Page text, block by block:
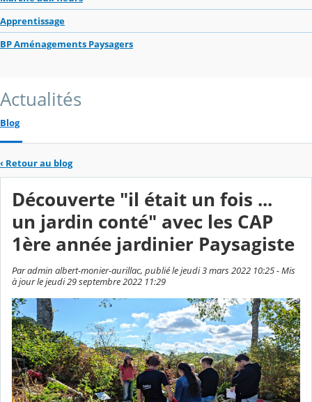
Apprentissage
BP Aménagements Paysagers
Actualités
Blog
‹ Retour au blog
Découverte "il était un fois ...
un jardin conté" avec les CAP
1ère année jardinier Paysagiste
Par admin albert-monier-aurillac, publié le jeudi 3 mars 2022 10:25 - Mis
à jour le jeudi 29 septembre 2022 11:29